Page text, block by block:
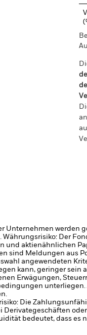
Unternehmen werden
Währungsrisiko: Der
und aktienähnlichen
sind Meldungen aus
angewendeten
kann, geringer sein
Erwägungen,
unterliegen.
Die
Derivategeschäften
bedeutet, dass es